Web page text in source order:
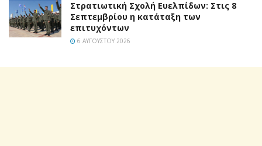
Στρατιωτική Σχολή Ευελπίδων: Στις 8
Σεπτεμβρίου η κατάταξη των
επιτυχόντων
6 ΑΥΓΟΎΣΤΟΥ 2026